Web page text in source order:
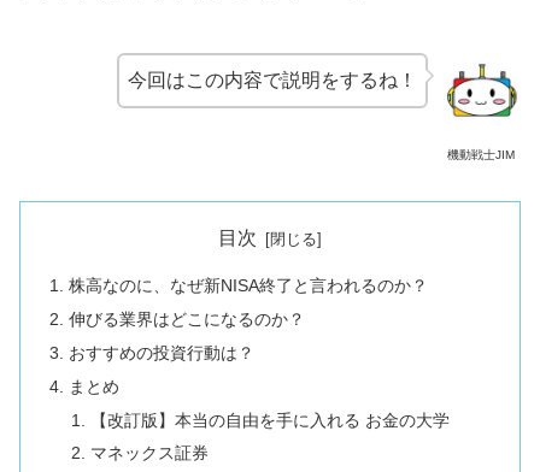
機動戦士JIM
今回はこの内容で説明をするね！
目次
株高なのに、なぜ新NISA終了と言われるのか？
伸びる業界はどこになるのか？
おすすめの投資行動は？
まとめ
【改訂版】本当の自由を手に入れる お金の大学
マネックス証券